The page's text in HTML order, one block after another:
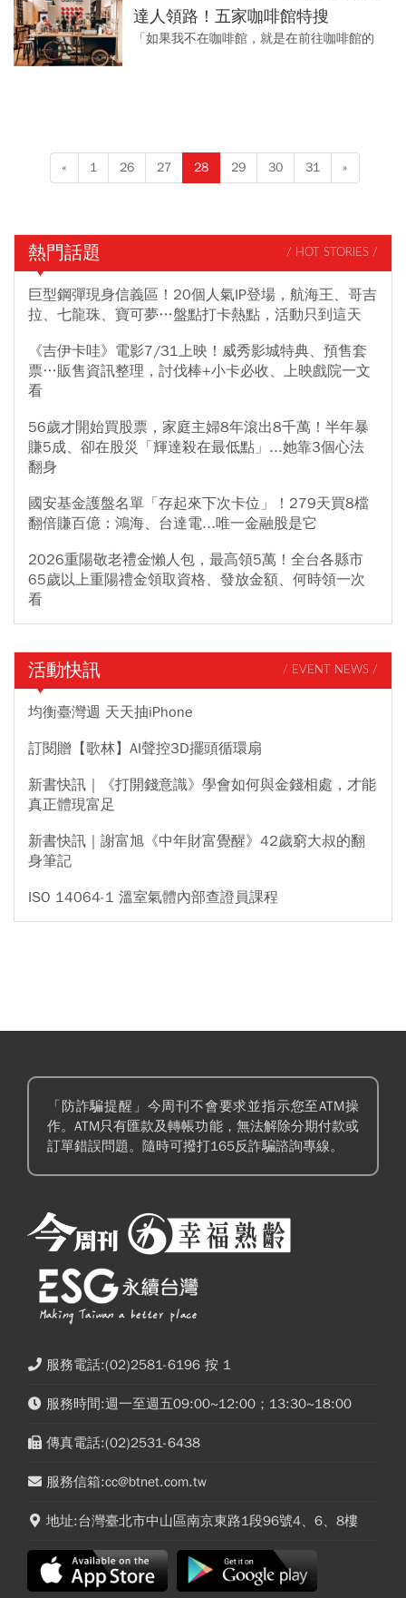
人湯之稱的碳酸氫鈉泉，...
達人領路！五家咖啡館特搜
「如果我不在咖啡館，就是在前往咖啡館的
« 1 26 27 28 29 30 31 »
熱門話題 / HOT STORIES /
巨型鋼彈現身信義區！20個人氣IP登場，航海王、哥吉
拉、七龍珠、寶可夢…盤點打卡熱點，活動只到這天
《吉伊卡哇》電影7/31上映！威秀影城特典、預售套
票…販售資訊整理，討伐棒+小卡必收、上映戲院一文
看
56歲才開始買股票，家庭主婦8年滾出8千萬！半年暴
賺5成、卻在股災「輝達殺在最低點」...她靠3個心法
翻身
國安基金護盤名單「存起來下次卡位」！279天買8檔
翻倍賺百億：鴻海、台達電...唯一金融股是它
2026重陽敬老禮金懶人包，最高領5萬！全台各縣市
65歲以上重陽禮金領取資格、發放金額、何時領一次
看
活動快訊 / EVENT NEWS /
均衡臺灣週 天天抽iPhone
訂閱贈【歌林】AI聲控3D擺頭循環扇
新書快訊｜《打開錢意識》學會如何與金錢相處，才能
真正體現富足
新書快訊｜謝富旭《中年財富覺醒》42歲窮大叔的翻
身筆記
ISO 14064-1 溫室氣體內部查證員課程
「防詐騙提醒」今周刊不會要求並指示您至ATM操
作。ATM只有匯款及轉帳功能，無法解除分期付款或
訂單錯誤問題。隨時可撥打165反詐騙諮詢專線。
服務電話:(02)2581-6196 按 1
服務時間:週一至週五09:00~12:00；13:30~18:00
傳真電話:(02)2531-6438
服務信箱:cc@btnet.com.tw
地址:台灣臺北市中山區南京東路1段96號4、6、8樓